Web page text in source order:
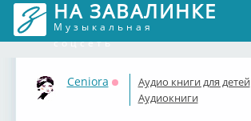
НА ЗАВАЛИНКЕ
Музыкальная
соцсеть
Ceniora
Оффлайн
Аудио книги для детей
Аудиокниги